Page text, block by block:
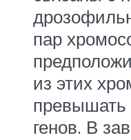
пар
из этих
превышать
генов. В